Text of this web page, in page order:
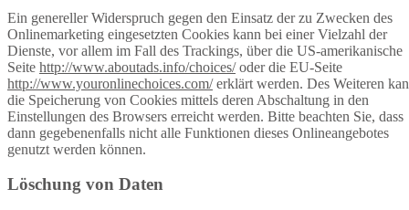
Ein genereller Widerspruch gegen den Einsatz der zu Zwecken des
Onlinemarketing eingesetzten Cookies kann bei einer Vielzahl der
Dienste, vor allem im Fall des Trackings, über die US-amerikanische
Seite http://www.aboutads.info/choices/oder die EU-Seite
http://www.youronlinechoices.com/erklärt werden. Des Weiteren
die Speicherung von Cookies mittels deren Abschaltung in den
Einstellungen des Browsers erreicht werden. Bitte beachten Sie, dass
dann gegebenenfalls nicht alle Funktionen dieses Onlineangebotes
genutzt werden können.
Löschung von Daten